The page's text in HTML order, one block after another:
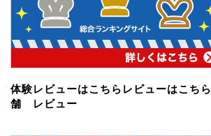
体験レビューはこちらレビューはこちら
舗 レビュー